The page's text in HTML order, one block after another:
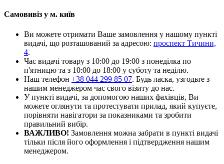
Самовивіз у м. київ
Ви можете отримати Ваше замовлення у нашому пункті
видачі, що розташований за адресою: проспект Тичини,
4.
Час видачі товару з 10:00 до 19:00 з понеділка по
п'ятницю та з 10:00 до 18:00 у суботу та неділю.
Наш телефон +38 044 299 85 07. Будь ласка, узгодьте з
нашим менеджером час свого візиту до нас.
У пункті видачі, за допомогою наших фахівців, Ви
можете оглянути та протестувати прилад, який купуєте,
порівняти навігатори за показниками та зробити
правильний вибір.
ВАЖЛИВО! Замовлення можна забрати в пункті видачі
тільки після його оформлення і підтвердження нашим
менеджером.